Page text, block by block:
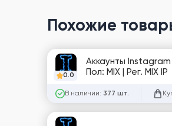
Похожие
0.0
Аккаунты
Пол: MIX | Рег. MIX IP
В наличии: 377 шт.